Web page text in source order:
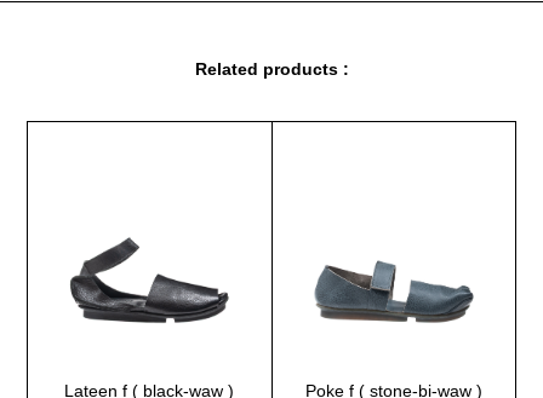
Related products :
Lateen f ( black-waw ) Poke f ( stone-bi-waw )